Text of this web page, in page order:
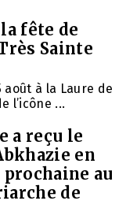
fête de
Sainte
à la Laure de
l’icône ...
a reçu le
en
au
de